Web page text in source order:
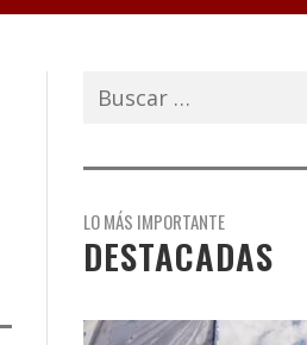
Buscar:
LO MÁS IMPORTANTE
DESTACADAS